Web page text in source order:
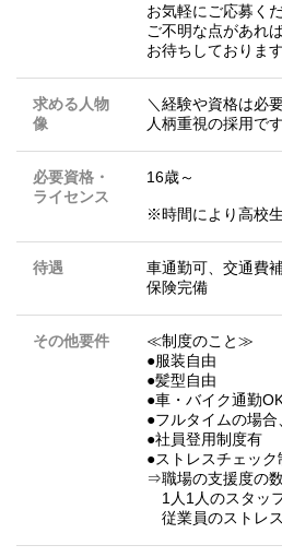
お気軽にご応募く
ご不明な点があれ
お待ちしております
求める人物
像
＼経験や資格は必
人柄重視の採用で
必要資格・
ライセンス
16歳～
※時間により高校
待遇
車通勤可、交通費
保険完備
その他要件
≪制度のこと≫
●服装自由
●髪型自由
●車・バイク通勤OK
●フルタイムの場
●社員登用制度有
●ストレスチェック
⇒職場の支援度の
1人1人のスタッ
従業員のストレ